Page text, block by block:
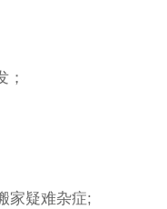
；
家疑难杂症;